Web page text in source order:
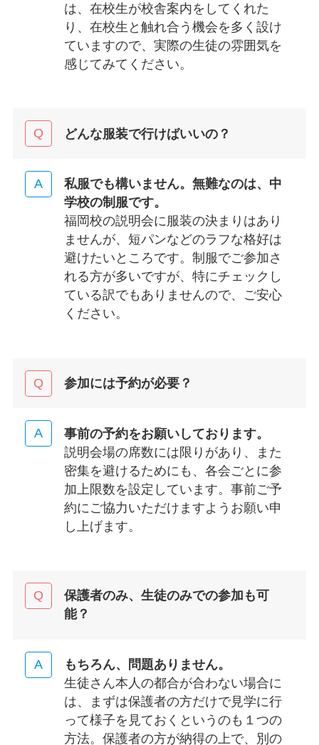
は、在校生が校舎案内をしてくれた
り、在校生と触れ合う機会を多く設け
ていますので、実際の生徒の雰囲気を
感じてみてください。
どんな服装で行けばいいの？
私服でも構いません。無難なのは、中
学校の制服です。
福岡校の説明会に服装の決まりはあり
ませんが、短パンなどのラフな格好は
避けたいところです。制服でご参加さ
れる方が多いですが、特にチェックし
ている訳でもありませんので、ご安心
ください。
参加には予約が必要？
事前の予約をお願いしております。
説明会場の席数には限りがあり、また
密集を避けるためにも、各会ごとに参
加上限数を設定しています。事前ご予
約にご協力いただけますようお願い申
し上げます。
保護者のみ、生徒のみでの参加も可
能？
もちろん、問題ありません。
生徒さん本人の都合が合わない場合に
は、まずは保護者の方だけで見学に行
って様子を見ておくというのも１つの
方法。保護者の方が納得の上で、別の